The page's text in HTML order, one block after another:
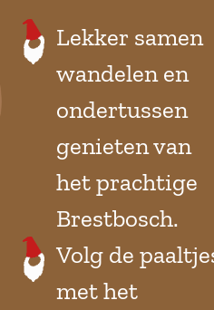
Lekker samen
wandelen en
ondertussen
genieten van
het prachtige
Brestbosch.
Volg de
met het